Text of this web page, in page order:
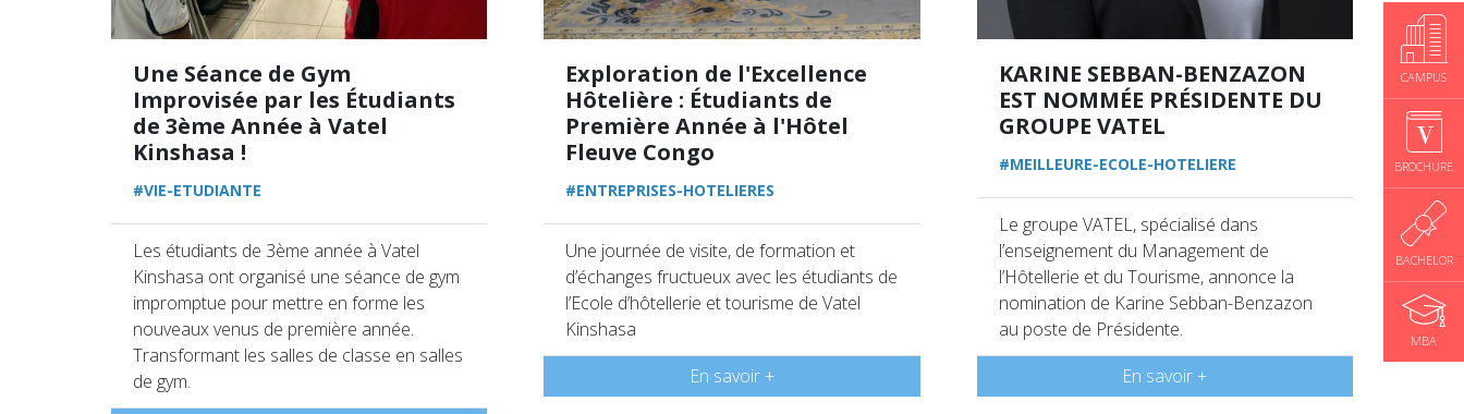
CAMPUS
BROCHURE
BACHELOR
MBA
Une Séance de Gym
Improvisée par les Étudiants
de 3ème Année à Vatel
Kinshasa !
#VIE-ETUDIANTE
Les étudiants de 3ème année à Vatel
Kinshasa ont organisé une séance de gym
impromptue pour mettre en forme les
nouveaux venus de première année.
Transformant les salles de classe en salles
de gym.
Exploration de l'Excellence
Hôtelière : Étudiants de
Première Année à l'Hôtel
Fleuve Congo
#ENTREPRISES-HOTELIERES
Une journée de visite, de formation et
d’échanges fructueux avec les étudiants de
l’Ecole d’hôtellerie et tourisme de Vatel
Kinshasa
En savoir +
KARINE SEBBAN-BENZAZON
EST NOMMÉE PRÉSIDENTE DU
GROUPE VATEL
#MEILLEURE-ECOLE-HOTELIERE
Le groupe VATEL, spécialisé dans
l’enseignement du Management de
l’Hôtellerie et du Tourisme, annonce la
nomination de Karine Sebban-Benzazon
au poste de Présidente.
En savoir +